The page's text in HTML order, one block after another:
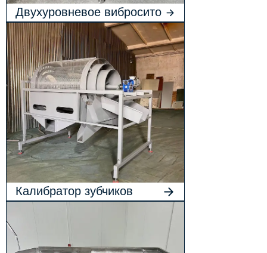
Двухуровневое вибросито
для малины
Калибратор зубчиков
чеснока